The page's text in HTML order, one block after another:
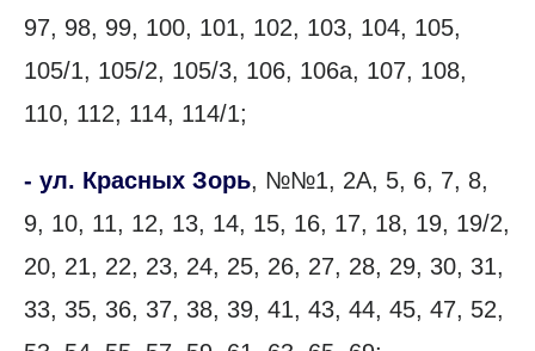
97, 98, 99, 100, 101, 102, 103, 104, 105,
105/1, 105/2, 105/3, 106, 106а, 107, 108,
110, 112, 114, 114/1;
- ул. Красных Зорь, №№1, 2А, 5, 6, 7, 8,
9, 10, 11, 12, 13, 14, 15, 16, 17, 18, 19, 19/2,
20, 21, 22, 23, 24, 25, 26, 27, 28, 29, 30, 31,
33, 35, 36, 37, 38, 39, 41, 43, 44, 45, 47, 52,